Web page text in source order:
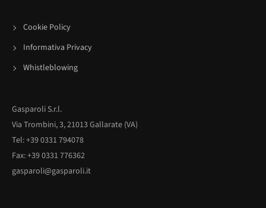
Cookie Policy
Informativa Privacy
Whistleblowing
Gasparoli S.r.l.
Via Trombini, 3, 21013 Gallarate (VA)
Tel: +39 0331 794078
Fax: +39 0331 776362
gasparoli@gasparoli.it